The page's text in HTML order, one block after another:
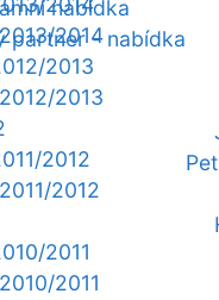
nabídka
partner - nabídka
2014
2013
2013
2012
2012
2011
2011